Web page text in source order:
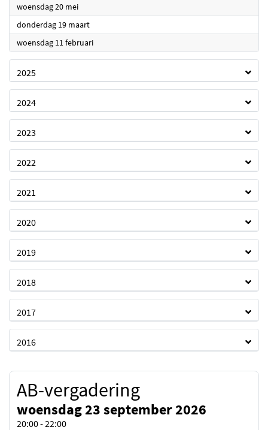
woensdag 20 mei2026
donderdag 19 maart2026
woensdag 11 februari2026
2025
2024
2023
2022
2021
2020
2019
2018
2017
2016
AB-vergadering
woensdag 23 september 2026
20:00 - 22:00